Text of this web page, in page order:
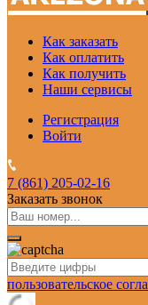
Как заказать
Как оплатить
Как получить
Наши сервисы
Регистрация
Войти
7 (861) 205-02-16
Заказать звонок
пользовательское